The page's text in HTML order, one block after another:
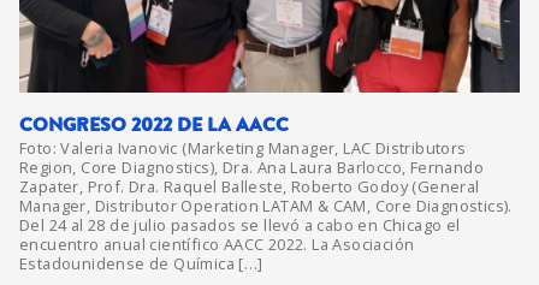
CONGRESO 2022 DE LA AACC
Foto: Valeria Ivanovic (Marketing Manager, LAC Distributors
Region, Core Diagnostics), Dra. Ana Laura Barlocco, Fernando
Zapater, Prof. Dra. Raquel Balleste, Roberto Godoy (General
Manager, Distributor Operation LATAM & CAM, Core Diagnostics).
Del 24 al 28 de julio pasados se llevó a cabo en Chicago el
encuentro anual científico AACC 2022. La Asociación
Estadounidense de Química […]